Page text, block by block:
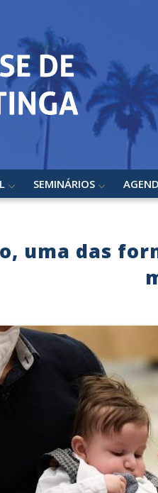
SEMINÁRIOS
uma das